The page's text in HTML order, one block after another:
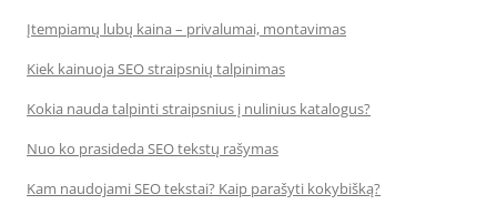
Įtempiamų lubų kaina – privalumai, montavimas
Kiek kainuoja SEO straipsnių talpinimas
Kokia nauda talpinti straipsnius į nulinius katalogus?
Nuo ko prasideda SEO tekstų rašymas
Kam naudojami SEO tekstai? Kaip parašyti kokybišką?